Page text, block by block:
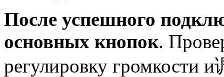
После успешного
основных кнопок.
регулировку громкости